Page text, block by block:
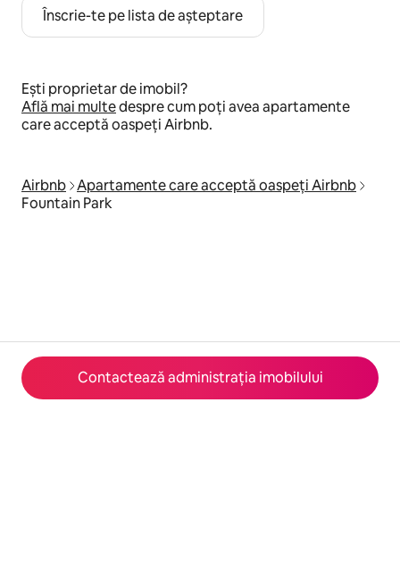
Contactează administrația imobilului
Înscrie-te pe lista de așteptare
Ești proprietar de imobil?
Află mai multedespre cum poți avea apartamente
care acceptă oaspeți Airbnb.
Airbnb Apartamente care acceptă oaspeți Airbnb
Fountain Park